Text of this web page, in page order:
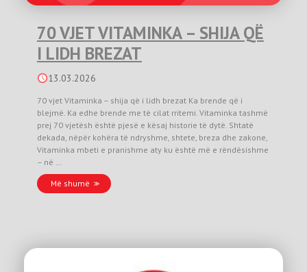
70 VJET VITAMINKA – SHIJA QË
I LIDH BREZAT
13.03.2026
70 vjet Vitaminka – shija që i lidh brezat Ka brende që i
blejmë. Ka edhe brende me të cilat rritemi. Vitaminka tashmë
prej 70 vjetësh është pjesë e kësaj historie të dytë. Shtatë
dekada, nëpër kohëra të ndryshme, shtete, breza dhe zakone,
Vitaminka mbeti e pranishme aty ku është më e rëndësishme
– në …
Më shumë